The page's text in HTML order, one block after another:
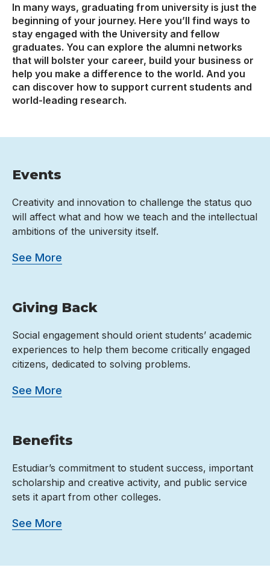
In many ways, graduating from university is just the
beginning of your journey. Here you’ll find ways to
stay engaged with the University and fellow
graduates. You can explore the alumni networks
that will bolster your career, build your business or
help you make a difference to the world. And you
can discover how to support current students and
world-leading research.
Events
Creativity and innovation to challenge the status quo
will affect what and how we teach and the intellectual
ambitions of the university itself.
See More
Giving Back
Social engagement should orient students’ academic
experiences to help them become critically engaged
citizens, dedicated to solving problems.
See More
Benefits
Estudiar’s commitment to student success, important
scholarship and creative activity, and public service
sets it apart from other colleges.
See More